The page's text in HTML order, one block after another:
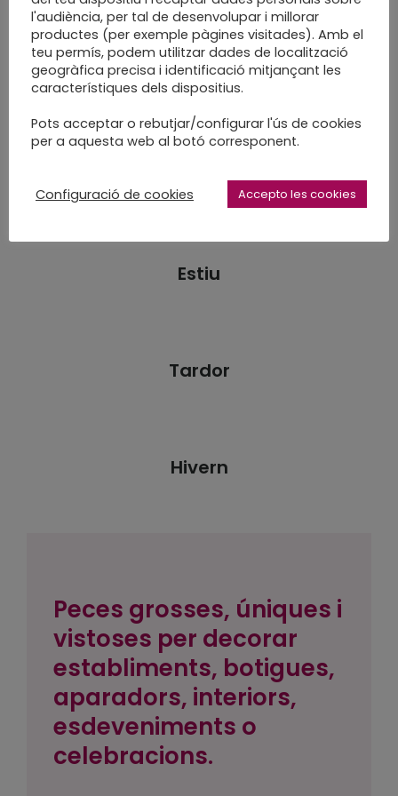
permanent com per a una ocasió puntual,
contacta’mi parlem-ne.
Primavera
Estiu
Tardor
Hivern
Peces grosses, úniques i
vistoses per decorar
establiments, botigues,
aparadors, interiors,
esdeveniments o
celebracions.
l'audiència, per tal de desenvolupar i millorar
productes (per exemple pàgines visitades). Amb el
teu permís, podem utilitzar dades de localització
geogràfica precisa i identificació mitjançant les
característiques dels dispositius.
Pots acceptar o rebutjar/configurar l'ús de cookies
per a aquesta web al botó corresponent.
Configuració de cookies Accepto les cookies